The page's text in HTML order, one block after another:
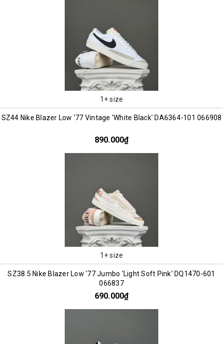
1+ size
SZ44 Nike Blazer Low '77 Vintage 'White Black' DA6364-101 066908
890.000₫
1+ size
SZ38.5 Nike Blazer Low '77 Jumbo 'Light Soft Pink' DQ1470-601
066837
690.000₫